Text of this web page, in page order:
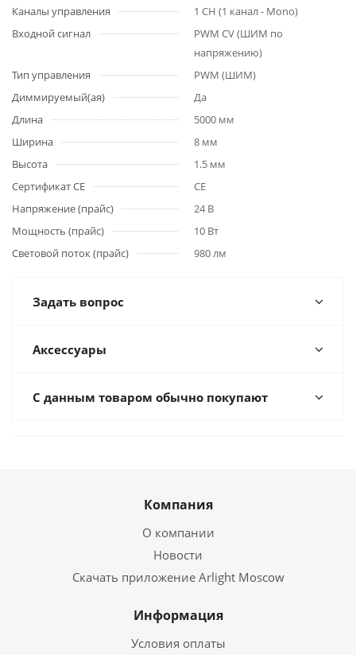
Каналы управления
1 CH (1 канал - Mono)
Входной сигнал
PWM СV (ШИМ по
напряжению)
Тип управления
PWM (ШИМ)
Диммируемый(ая)
Да
Длина
5000 мм
Ширина
8 мм
Высота
1.5 мм
Сертификат CE
CE
Напряжение (прайс)
24 В
Мощность (прайс)
10 Вт
Световой поток (прайс)
980 лм
Задать вопрос
Аксессуары
С данным товаром обычно покупают
Компания
О компании
Новости
Скачать приложение Arlight Moscow
Информация
Условия оплаты